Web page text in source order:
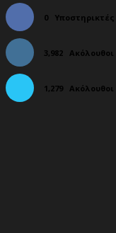
0 Υποστηρικτές
3,982 Ακόλουθοι
1,279 Ακόλουθοι